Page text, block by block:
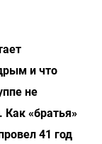
и что
не
«братья»
41 год